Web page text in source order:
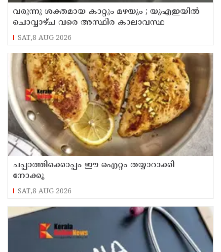
വരുന്നു ശക്തമായ കാറ്റും മഴയും ; യുഎഇയില്‍
ചൊവ്വാഴ്ച വരെ അസ്ഥിര കാലാവസ്ഥ
SAT,8 AUG 2026
ചപ്പാത്തിക്കൊപ്പം ഈ ഐറ്റം തയ്യാറാക്കി
നോക്കൂ
SAT,8 AUG 2026